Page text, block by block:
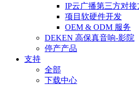
IP云广播第三方对接
项目软硬件开发
OEM & ODM 服务
DEKEN 高保真音响-影院
停产产品
支持
全部
下载中心